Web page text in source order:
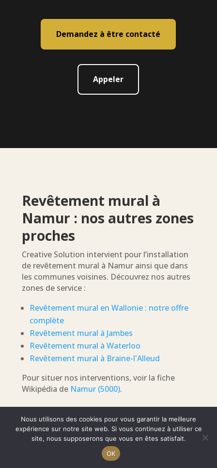
Demandez à être contacté
Appeler
Revêtement mural à
Namur : nos autres zones
proches
Creative Solution intervient pour l’installation
de revêtement mural à Namur ainsi que dans
les communes voisines. Découvrez nos autres
zones de service :
Revêtement mural en Wallonie : notre offre
complète
Revêtement mural à Jambes
Revêtement mural à Waterloo
Revêtement mural à Braine-l'Alleud
Pour situer nos interventions, voir la fiche
Wikipédia de Namur (5000).
Nous utilisons des cookies pour vous garantir la meilleure
expérience sur notre site web. Si vous continuez à utiliser ce
site, nous supposerons que vous en êtes satisfait.
OK